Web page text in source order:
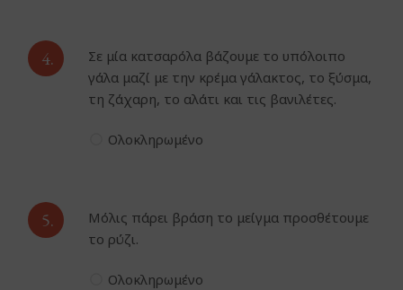
4.
Σε μία κατσαρόλα βάζουμε το υπόλοιπο
γάλα μαζί με την κρέμα γάλακτος, το ξύσμα,
τη ζάχαρη, το αλάτι και τις βανιλέτες.
Ολοκληρωμένο
5.
Μόλις πάρει βράση το μείγμα προσθέτουμε
το ρύζι.
Ολοκληρωμένο